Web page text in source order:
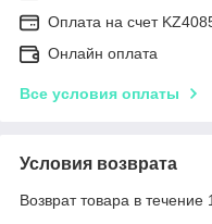
Оплата на счет
Онлайн оплата
Все условия оплаты
Условия возврата
Возврат товара в течение